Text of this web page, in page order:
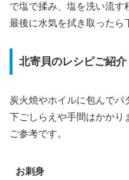
で塩で揉み、塩を洗い流す
最後に水気を拭き取ったら
北寄貝のレシピご紹介
炭火焼やホイルに包んでバ
下ごしらえや手間はかかり
ご参考です。
お刺身